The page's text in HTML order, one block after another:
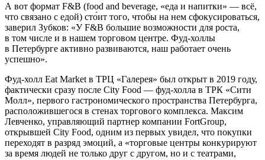
А вот формат F&B (food and beverage, «еда и напитки» — всё,
что связано с едой) сто́ит того, чтобы на нем сфокусироваться,
заверил Зубков: «У F&B большие возможности для роста,
в том числе и в нашем торговом центре. Фуд-холлы
в Петербурге активно развиваются, наш работает очень
успешно».
Фуд-холл Eat Market в ТРЦ «Галерея» был открыт в 2019 году,
фактически сразу после City Food — фуд-холла в ТРК «Сити
Молл», первого гастрономического пространства Петербурга,
расположившегося в стенах торгового комплекса. Максим
Левченко, управляющий партнер компании FortGroup,
открывшей City Food, одним из первых увидел, что покупки
переходят в разряд эмоций, а «торговые центры конкурируют
за время людей не только друг с другом, но и с театрами,